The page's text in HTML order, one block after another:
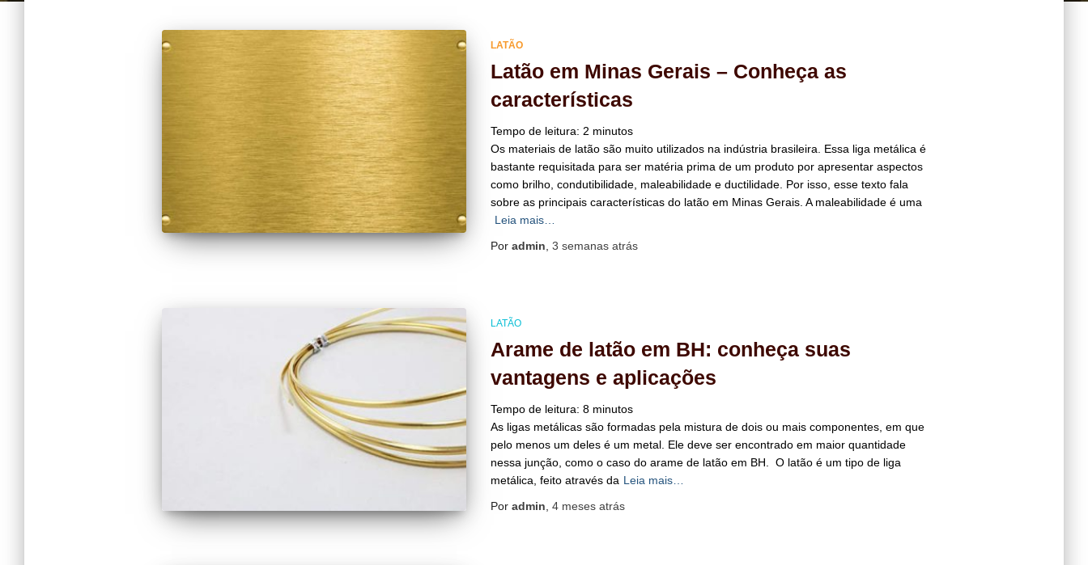
LATÃO
Latão em Minas Gerais – Conheça as
características
Tempo de leitura: 2 minutos
Os materiais de latão são muito utilizados na indústria brasileira. Essa liga metálica é
bastante requisitada para ser matéria prima de um produto por apresentar aspectos
como brilho, condutibilidade, maleabilidade e ductilidade. Por isso, esse texto fala
sobre as principais características do latão em Minas Gerais. A maleabilidade é uma
Leia mais…
Por admin 3 semanasatrás
LATÃO
Arame de latão em BH: conheça suas
vantagens e aplicações
Tempo de leitura: 8 minutos
As ligas metálicas são formadas pela mistura de dois ou mais componentes, em que
pelo menos um deles é um metal. Ele deve ser encontrado em maior quantidade
nessa junção, como o caso do arame de latão em BH. O latão é um tipo de liga
metálica, feito através da Leia mais…
Por admin 4 mesesatrás